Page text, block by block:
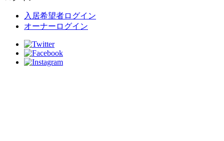
入居希望者ログイン
オーナーログイン